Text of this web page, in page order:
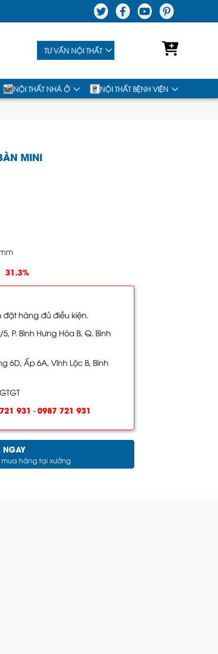
TƯ VẤN NỘI THẤT
NỘI THẤT NHÀ Ở NỘI THẤT BỆNH VIỆN
MINI
31.3%
hàng đủ điều kiện.
P. Bình Hưng Hòa B, Q. Bình
6D, Ấp 6A, Vĩnh Lộc B, Bình
931 -0987 721 931
NGAY
hàng tại xưởng